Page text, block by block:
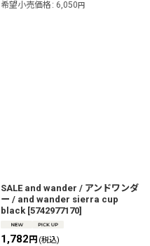
希望小売価格 : 6,050円
SALE and wander / アンドワンダ
ー / and wander sierra cup
black [5742977170]
1,782 円 (税込)